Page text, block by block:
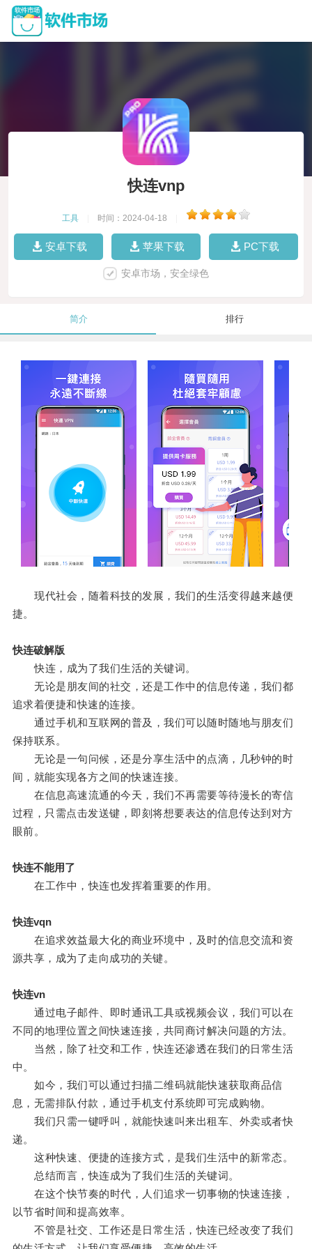
快连vnp
工具 时间：2024-04-18
安卓下载 苹果下载 PC下载
安卓市场，安全绿色
简介 排行
现代社会，随着科技的发展，我们的生活变得越来越便
捷。
快连破解版
快连，成为了我们生活的关键词。
无论是朋友间的社交，还是工作中的信息传递，我们都
追求着便捷和快速的连接。
通过手机和互联网的普及，我们可以随时随地与朋友们
保持联系。
无论是一句问候，还是分享生活中的点滴，几秒钟的时
间，就能实现各方之间的快速连接。
在信息高速流通的今天，我们不再需要等待漫长的寄信
过程，只需点击发送键，即刻将想要表达的信息传达到对方
眼前。
快连不能用了
在工作中，快连也发挥着重要的作用。
快连vqn
在追求效益最大化的商业环境中，及时的信息交流和资
源共享，成为了走向成功的关键。
快连vn
通过电子邮件、即时通讯工具或视频会议，我们可以在
不同的地理位置之间快速连接，共同商讨解决问题的方法。
当然，除了社交和工作，快连还渗透在我们的日常生活
中。
如今，我们可以通过扫描二维码就能快速获取商品信
息，无需排队付款，通过手机支付系统即可完成购物。
我们只需一键呼叫，就能快速叫来出租车、外卖或者快
递。
这种快速、便捷的连接方式，是我们生活中的新常态。
总结而言，快连成为了我们生活的关键词。
在这个快节奏的时代，人们追求一切事物的快速连接，
以节省时间和提高效率。
不管是社交、工作还是日常生活，快连已经改变了我们